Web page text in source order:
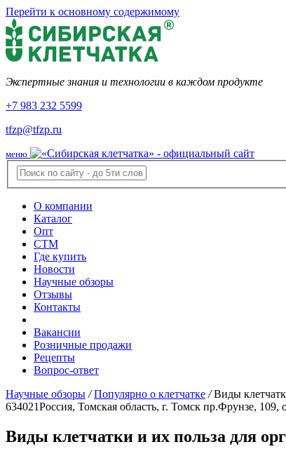
Перейти к основному содержимому
Экспертные знания и технологии в каждом продукте
+7 983 232 5599
tfzp@tfzp.ru
меню
О компании
Каталог
Опт
СТМ
Где купить
Новости
Научные обзоры
Отзывы
Контакты
Вакансии
Розничные продажи
Рецепты
Вопрос-ответ
Научные обзоры / Популярно о клетчатке / Виды
634021Россия, Томская область, г. Томск пр.Фрунзе, 109,
Виды клетчатки и их польза для